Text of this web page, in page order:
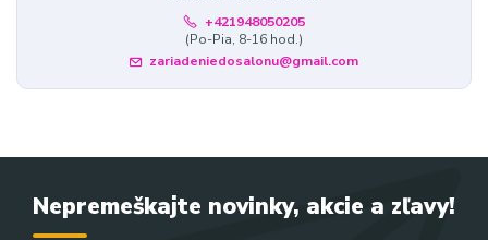
+421948050205
(Po-Pia, 8-16 hod.)
zariadeniedosalonu@gmail.com
Nepremeškajte novinky, akcie a zľavy!